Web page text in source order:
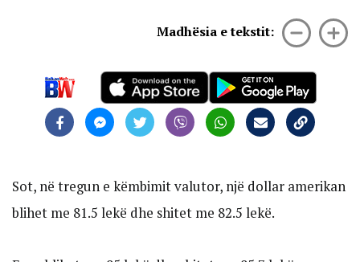
Madhësia e tekstit:
Sot, në tregun e këmbimit valutor, një dollar amerikan
blihet me 81.5 lekë dhe shitet me 82.5 lekë.